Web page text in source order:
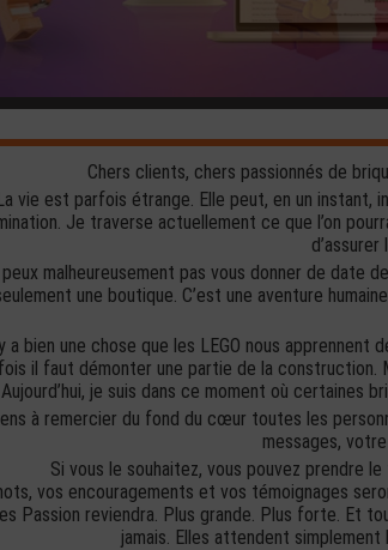
Chers clients, chers passionnés de
vie est parfois étrange. Elle peut, en un instant,
Je traverse actuellement ce que l’on
malheureusement pas vous donner de date
une boutique. C’est une aventure
a bien une chose que les LEGO nous apprennent
il faut démonter une partie de la construction.
Aujourd’hui, je suis dans ce moment où certaines
à remercier du fond du cœur toutes les
messages,
Si vous le souhaitez, vous pouvez prendre
vos encouragements et vos témoignages
Passion reviendra. Plus grande. Plus forte. Et
jamais. Elles attendent